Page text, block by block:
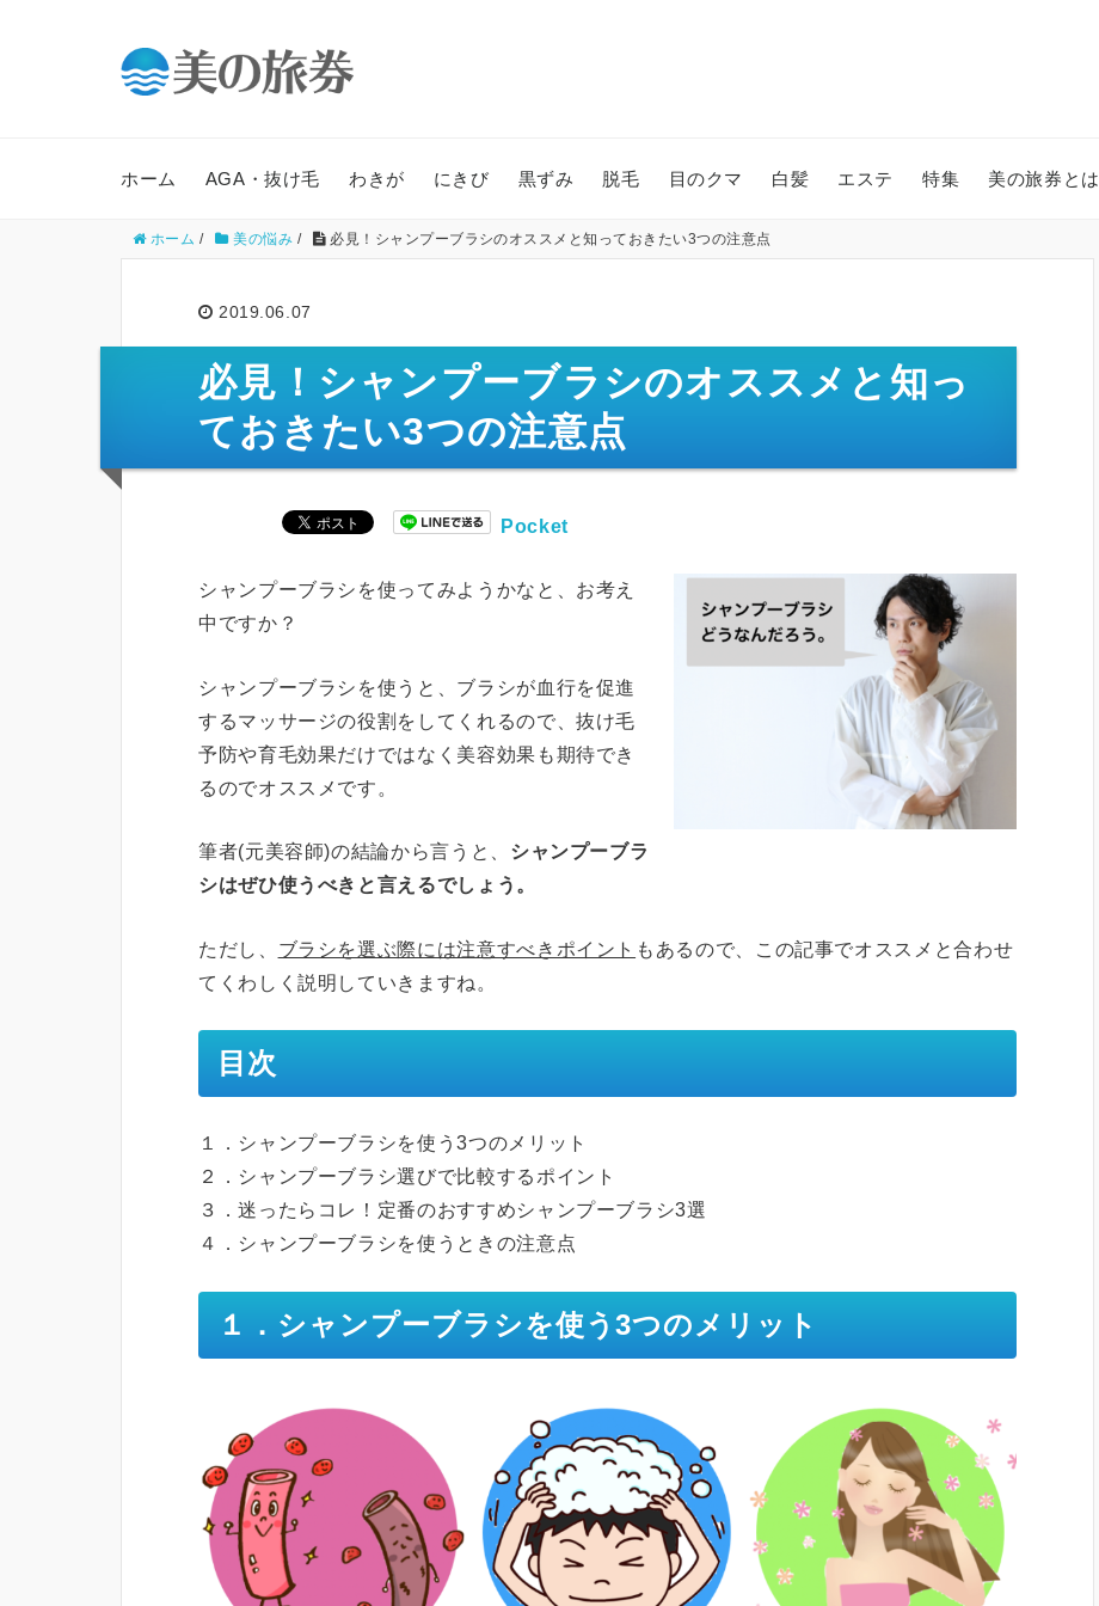
ホーム AGA・抜け毛 わきが にきび 黒ずみ 脱毛 目のクマ 白髪 エステ 特集 美の旅券とは
ホーム / 美の悩み / 必見！シャンプーブラシのオススメと知っておきたい3つの注意点
2019.06.07
必見！シャンプーブラシのオススメと知っ
ておきたい3つの注意点
Pocket
シャンプーブラシを使ってみようかなと、お考え
中ですか？
シャンプーブラシを使うと、ブラシが血行を促進
するマッサージの役割をしてくれるので、抜け毛
予防や育毛効果だけではなく美容効果も期待でき
るのでオススメです。
筆者(元美容師)の結論から言うと、 シャンプーブラ
シはぜひ使うべきと言えるでしょう。
ただし、 ブラシを選ぶ際には注意すべきポイント もあるので、この記事でオススメと合わせ
てくわしく説明していきますね。
目次
１．シャンプーブラシを使う3つのメリット
２．シャンプーブラシ選びで比較するポイント
３．迷ったらコレ！定番のおすすめシャンプーブラシ3選
４．シャンプーブラシを使うときの注意点
１．シャンプーブラシを使う3つのメリット